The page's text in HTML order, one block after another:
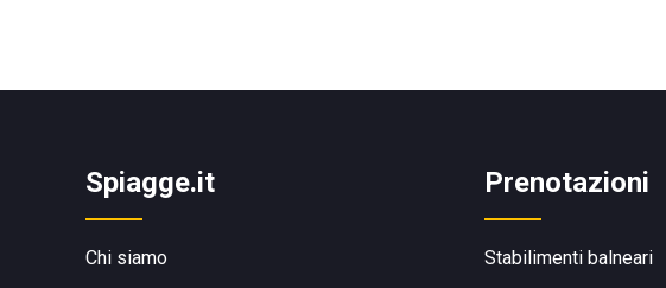
Spiagge.it
Chi siamo
Prenotazioni
Stabilimenti balneari